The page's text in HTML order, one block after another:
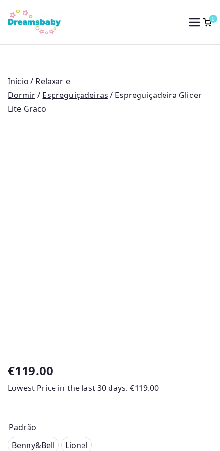
para
conteúdo
Dreams Baby
0
Início / Relaxar e
Dormir/ Espreguiçadeiras / Espreguiçadeira Glider
Lite Graco
€119.00
Lowest Price in the last 30 days:€119.00
Padrão
Benny&Bell Lionel